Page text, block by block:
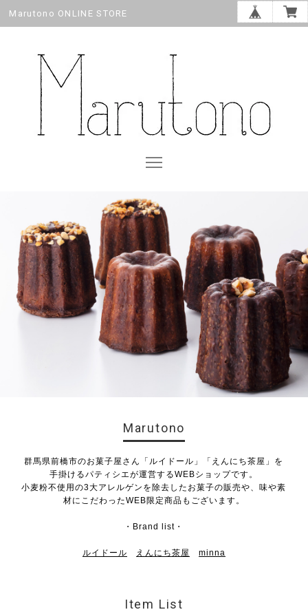
Marutono ONLINE STORE
Marutono
群馬県前橋市のお菓子屋さん「ルイドール」「えんにち茶屋」を
手掛けるパティシエが運営するWEBショップです。
小麦粉不使用の3大アレルゲンを除去したお菓子の販売や、味や素
材にこだわったWEB限定商品もございます。
・Brand list・
ルイドール えんにち茶屋 minna
Item List